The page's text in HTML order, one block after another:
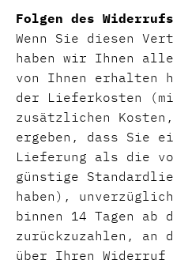
Folgen des Widerrufs
Wenn Sie diesen
haben wir Ihnen
von Ihnen erhalten
der Lieferkosten
zusätzlichen
ergeben, dass Sie
Lieferung als die
günstige
haben),
binnen 14 Tagen ab
zurückzuzahlen, an
über Ihren